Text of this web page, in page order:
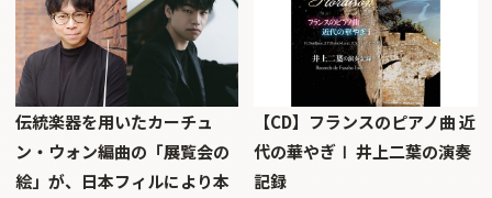
伝統楽器を用いたカーチュ
ン・ウォン編曲の「展覧会の
絵」が、日本フィルにより本
【CD】フランスのピアノ曲 近
代の華やぎⅠ 井上二葉の演奏
記録